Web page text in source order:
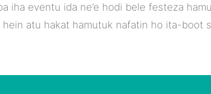
iha eventu ida ne’e hodi bele festeza
hein atu hakat hamutuk nafatin ho ita-